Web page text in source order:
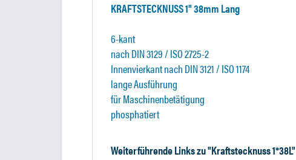
KRAFTSTECKNUSS 1" 38mm Lang
6-kant
nach DIN 3129 / ISO 2725-2
Innenvierkant nach DIN 3121 / ISO 1174
lange Ausführung
für Maschinenbetätigung
phosphatiert
Weiterführende Links zu "Kraftstecknuss 1*38L"